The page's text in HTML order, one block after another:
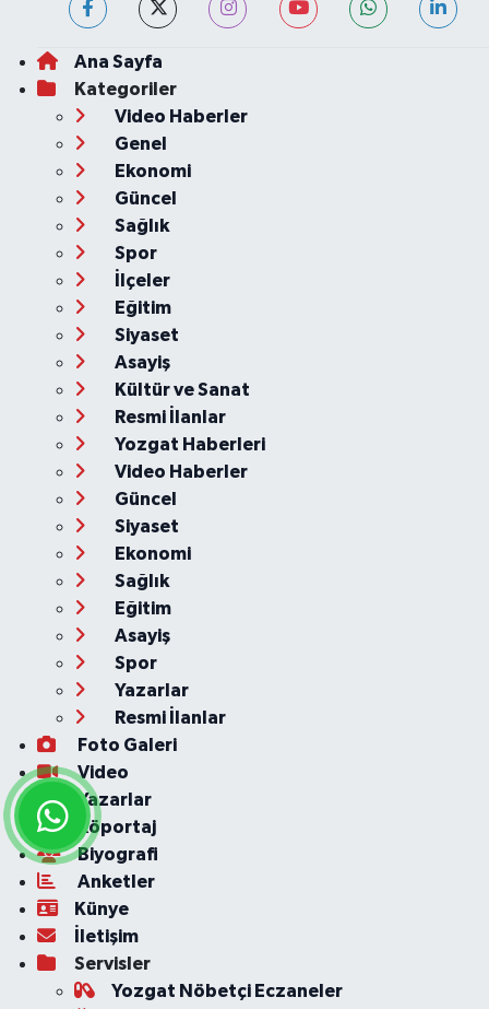
Ana Sayfa
Kategoriler
Video Haberler
Genel
Ekonomi
Güncel
Sağlık
Spor
İlçeler
Eğitim
Siyaset
Asayiş
Kültür ve Sanat
Resmi İlanlar
Yozgat Haberleri
Video Haberler
Güncel
Siyaset
Ekonomi
Sağlık
Eğitim
Asayiş
Spor
Yazarlar
Resmi İlanlar
Foto Galeri
Video
Yazarlar
Röportaj
Biyografi
Anketler
Künye
İletişim
Servisler
Yozgat Nöbetçi Eczaneler